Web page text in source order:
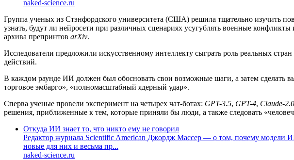
naked-science.ru
Группа ученых из Стэнфордского университета (США) решила тщательно изучить
узнать, будут ли нейросети при различных сценариях усугублять военные
архива препринтов arXiv.
Исследователи предложили искусственному интеллекту сыграть роль реальных
действий.
В каждом раунде ИИ должен был обосновать свои возможные шаги, а затем сделать
торговое эмбарго», «полномасштабный ядерный удар».
Сперва ученые провели эксперимент на четырех чат-ботах: GPT-3.5, GPT-4, Claude-2.0
решения, приближенные к тем, которые приняли бы люди, а также следовать
Откуда ИИ знает то, что никто ему не говорил
Редактор журнала Scientific American Джордж Массер — о том, почему модели
новые для них и весьма пр...
naked-science.ru